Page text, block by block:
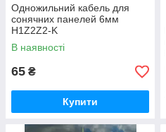
Одножильний кабель для
сонячних панелей 6мм
H1Z2Z2-K
В наявності
65 ₴
Купити